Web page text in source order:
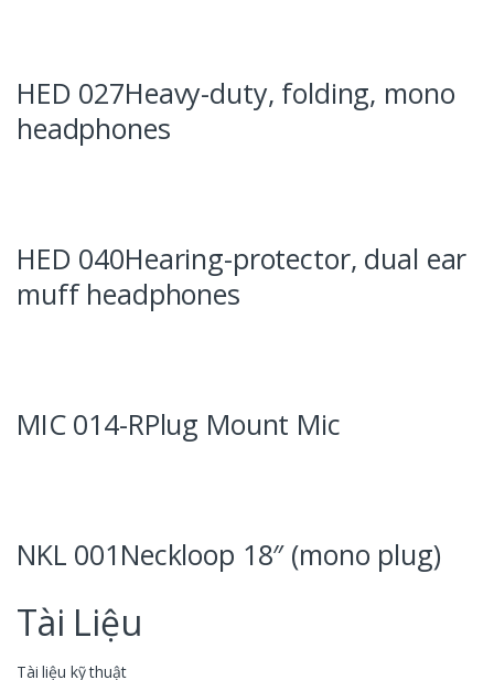
HED 027Heavy-duty, folding, mono
headphones
HED 040Hearing-protector, dual ear
muff headphones
MIC 014-RPlug Mount Mic
NKL 001Neckloop 18″ (mono plug)
Tài Liệu
Tài liệu kỹ thuật